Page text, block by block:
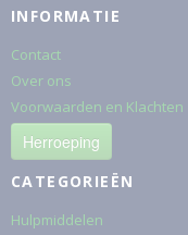
INFORMATIE
Contact
Over ons
Voorwaarden en Klachten
Herroeping
CATEGORIEËN
Hulpmiddelen